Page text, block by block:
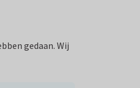
gedaan. Wij